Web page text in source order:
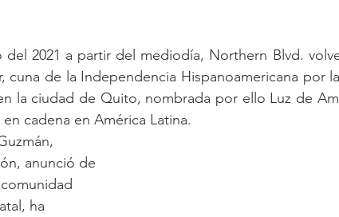
2021 a partir del mediodía, Northern Blvd.
cuna de la Independencia Hispanoamericana por
la ciudad de Quito, nombrada por ello Luz de
cadena en América Latina.
anunció de
ha